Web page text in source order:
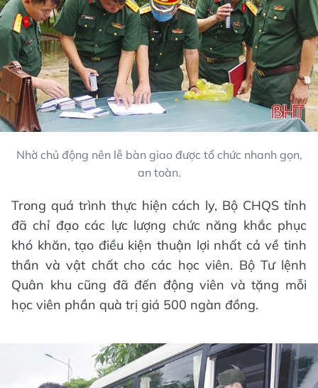
Nhờ chủ động nên lễ bàn giao được tổ chức nhanh gọn,
an toàn.
Trong quá trình thực hiện cách ly, Bộ CHQS tỉnh
đã chỉ đạo các lực lượng chức năng khắc phục
khó khăn, tạo điều kiện thuận lợi nhất cả về tinh
thần và vật chất cho các học viên. Bộ Tư lệnh
Quân khu cũng đã đến động viên và tặng mỗi
học viên phần quà trị giá 500 ngàn đồng.